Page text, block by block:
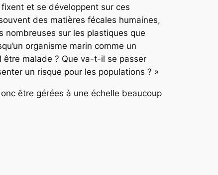
et se développent sur ces
des matières fécales humaines,
nombreuses sur les plastiques que
organisme marin comme un
malade ? Que va-t-il se passer
un risque pour les populations ? »
être gérées à une échelle beaucoup